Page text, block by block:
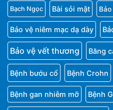
Bạch Ngọc Bài sỏi mật
Bảo vệ niêm mạc dạ dày
Bảo vệ vết thương Băng
Bệnh bướu cổ Bệnh Crohn
Bệnh gan nhiễm mỡ Bệnh